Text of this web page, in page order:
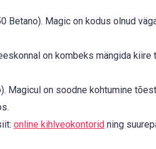
Betano). Magic on kodus olnud
on kombeks mängida
Magicul on soodne kohtumine
online kihlveokontorid ning